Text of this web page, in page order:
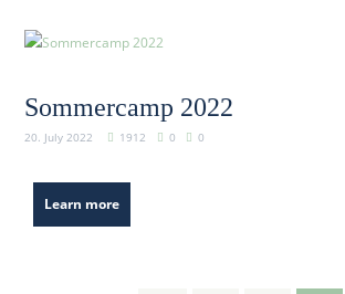
Sommercamp 2022
20. July 2022 1912 0 0
Learn more